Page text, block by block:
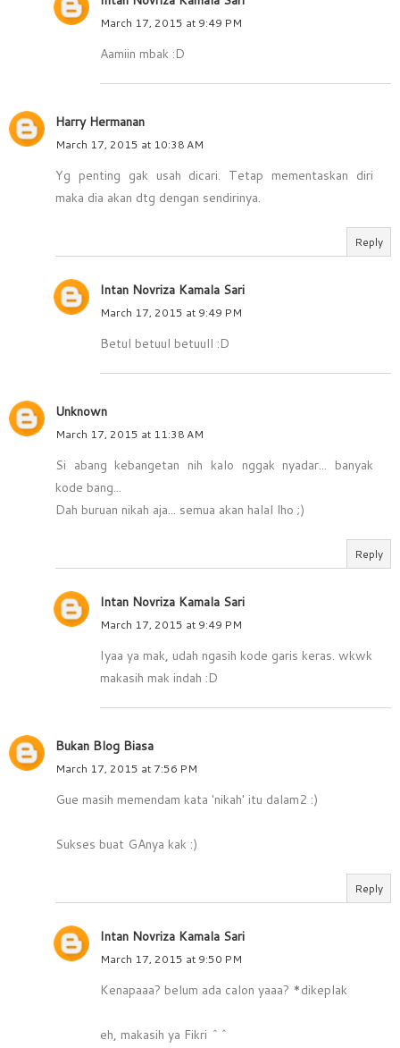
March 17, 2015 at 9:49 PM
Aamiin mbak :D
Harry Hermanan
March 17, 2015 at 10:38 AM
Yg penting gak usah dicari. Tetap mementaskan diri
maka dia akan dtg dengan sendirinya.
Reply
Intan Novriza Kamala Sari
March 17, 2015 at 9:49 PM
Betul betuul betuull :D
Unknown
March 17, 2015 at 11:38 AM
Si abang kebangetan nih kalo nggak nyadar... banyak
kode bang...
Dah buruan nikah aja... semua akan halal lho ;)
Reply
Intan Novriza Kamala Sari
March 17, 2015 at 9:49 PM
Iyaa ya mak, udah ngasih kode garis keras. wkwk
makasih mak indah :D
Bukan Blog Biasa
March 17, 2015 at 7:56 PM
Gue masih memendam kata 'nikah' itu dalam2 :)
Sukses buat GAnya kak :)
Reply
Intan Novriza Kamala Sari
March 17, 2015 at 9:50 PM
Kenapaaa? belum ada calon yaaa? *dikeplak
eh, makasih ya Fikri ^^